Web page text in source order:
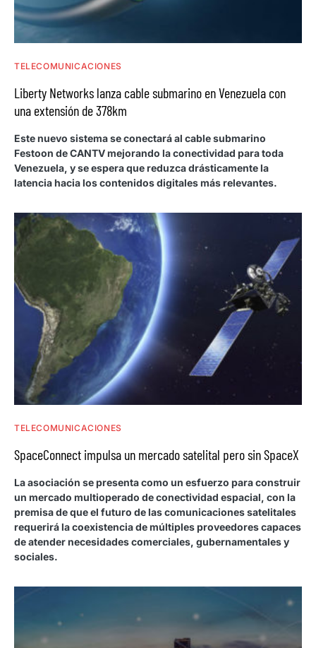
TELECOMUNICACIONES
Liberty Networks lanza cable submarino en Venezuela con
una extensión de 378km
Este nuevo sistema se conectará al cable submarino
Festoon de CANTV mejorando la conectividad para toda
Venezuela, y se espera que reduzca drásticamente la
latencia hacia los contenidos digitales más relevantes.
TELECOMUNICACIONES
SpaceConnect impulsa un mercado satelital pero sin SpaceX
La asociación se presenta como un esfuerzo para construir
un mercado multioperado de conectividad espacial, con la
premisa de que el futuro de las comunicaciones satelitales
requerirá la coexistencia de múltiples proveedores capaces
de atender necesidades comerciales, gubernamentales y
sociales.